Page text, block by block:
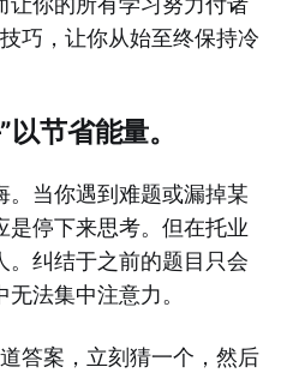
巧，让你从始至终保持冷
节省能量。
当你遇到难题或漏掉某
停下来思考。但在托业
纠结于之前的题目只会
法集中注意力。
答案，立刻猜一个，然后